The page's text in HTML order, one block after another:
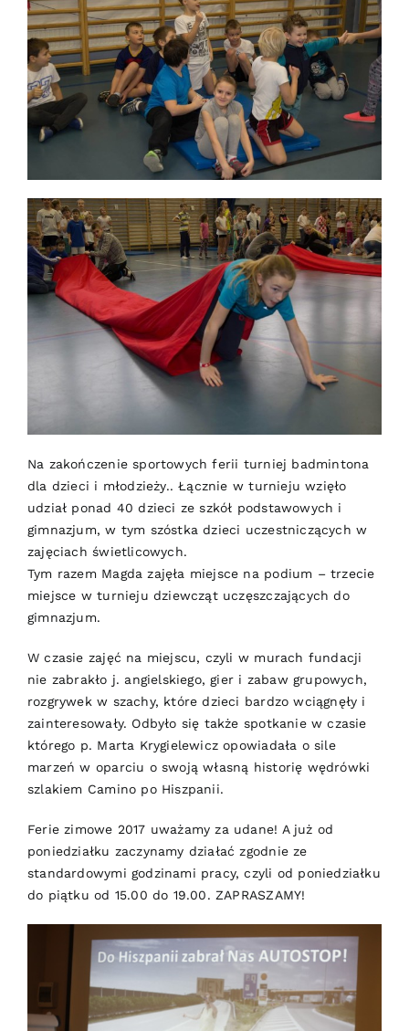
Na zakończenie sportowych ferii turniej badmintona
dla dzieci i młodzieży.. Łącznie w turnieju wzięło
udział ponad 40 dzieci ze szkół podstawowych i
gimnazjum, w tym szóstka dzieci uczestniczących w
zajęciach świetlicowych.
Tym razem Magda zajęła miejsce na podium – trzecie
miejsce w turnieju dziewcząt uczęszczających do
gimnazjum.
W czasie zajęć na miejscu, czyli w murach fundacji
nie zabrakło j. angielskiego, gier i zabaw grupowych,
rozgrywek w szachy, które dzieci bardzo wciągnęły i
zainteresowały. Odbyło się także spotkanie w czasie
którego p. Marta Krygielewicz opowiadała o sile
marzeń w oparciu o swoją własną historię wędrówki
szlakiem Camino po Hiszpanii.
Ferie zimowe 2017 uważamy za udane! A już od
poniedziałku zaczynamy działać zgodnie ze
standardowymi godzinami pracy, czyli od poniedziałku
do piątku od 15.00 do 19.00. ZAPRASZAMY!